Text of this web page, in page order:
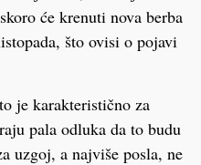
će krenuti nova berba
što ovisi o pojavi
je karakteristično za
pala odluka da to budu
uzgoj, a najviše posla, ne